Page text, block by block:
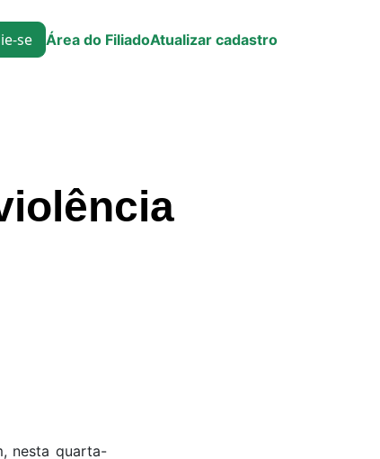
se Área do FiliadoAtualizar cadastro
nesta quarta-